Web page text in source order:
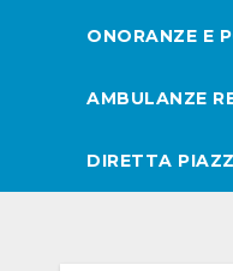
ONORANZE E
AMBULANZE
DIRETTA